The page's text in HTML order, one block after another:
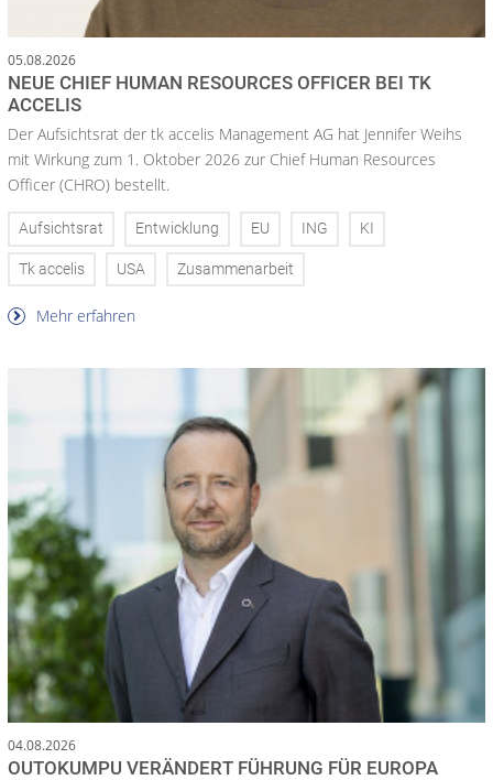
05.08.2026
NEUE CHIEF HUMAN RESOURCES OFFICER BEI TK
ACCELIS
Der Aufsichtsrat der tk accelis Management AG hat Jennifer Weihs
mit Wirkung zum 1. Oktober 2026 zur Chief Human Resources
Officer (CHRO) bestellt.
Aufsichtsrat Entwicklung EU ING KI
Tk accelis USA Zusammenarbeit
Mehr erfahren
04.08.2026
OUTOKUMPU VERÄNDERT FÜHRUNG FÜR EUROPA